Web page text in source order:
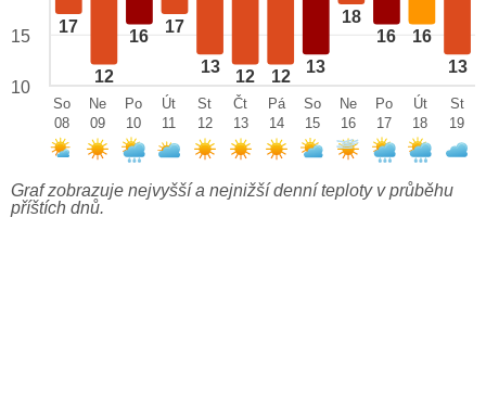
17
12
16
17
13
12 12
13
18
16 16
13
15
10
So
08
Ne
09
Po
10
Út
11
St
12
Čt
13
Pá
14
So
15
Ne
16
Po
17
Út
18
St
19
Graf zobrazuje nejvyšší a nejnižší denní teploty v průběhu
příštích dnů.